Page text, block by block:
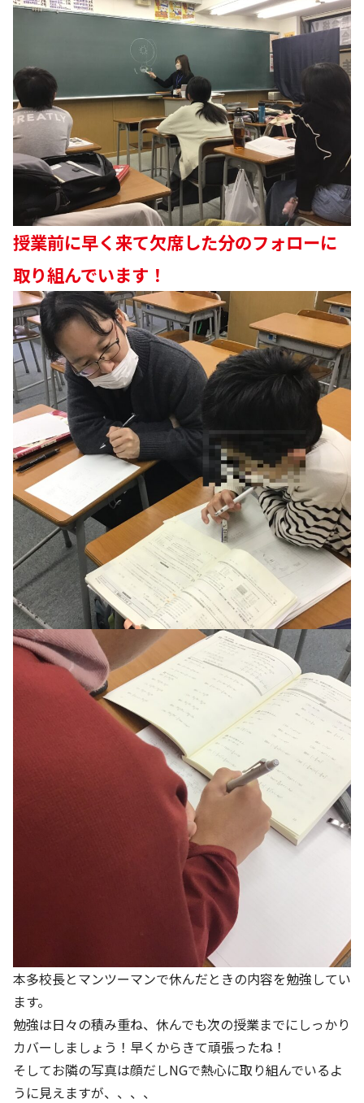
授業前に早く来て欠席した分のフォローに
取り組んでいます！
本多校長とマンツーマンで休んだときの内容を勉強してい
ます。
勉強は日々の積み重ね、休んでも次の授業までにしっかり
カバーしましょう！早くからきて頑張ったね！
そしてお隣の写真は顔だしNGで熱心に取り組んでいるよ
うに見えますが、、、、